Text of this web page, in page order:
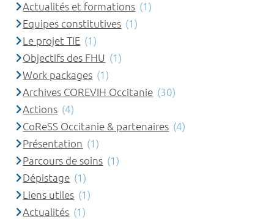
Actualités et formations (1)
Equipes constitutives (1)
Le projet TIE (1)
Objectifs des FHU (1)
Work packages (1)
Archives COREVIH Occitanie (30)
Actions (4)
CoReSS Occitanie & partenaires (4)
Présentation (1)
Parcours de soins (1)
Dépistage (1)
Liens utiles (1)
Actualités (1)